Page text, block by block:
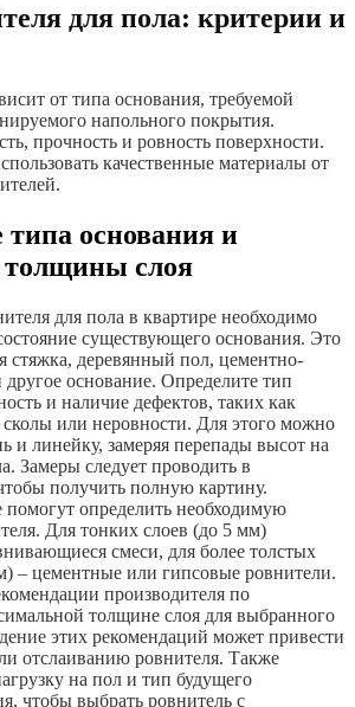
для пола: критерии и
от типа основания, требуемой
напольного покрытия.
прочность и ровность поверхности.
качественные материалы от
типа основания и
толщины слоя
для пола в квартире необходимо
существующего основания. Это
стяжка, деревянный пол, цементно-
другое основание. Определите тип
и наличие дефектов, таких как
или неровности. Для этого можно
и линейку, замеряя перепады высот на
Замеры следует проводить в
получить полную картину.
определить необходимую
Для тонких слоев (до 5 мм)
смеси, для более толстых
– цементные или гипсовые ровнители.
производителя по
толщине слоя для выбранного
этих рекомендаций может привести
отслаиванию ровнителя. Также
на пол и тип будущего
чтобы выбрать ровнитель с